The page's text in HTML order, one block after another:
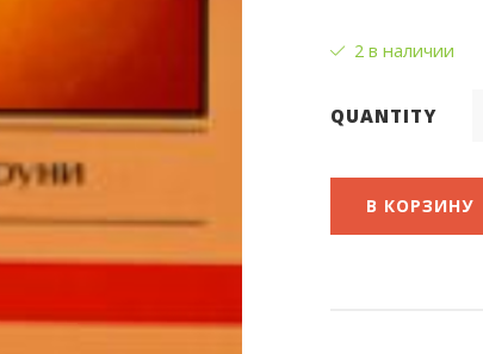
2 в наличии
QUANTITY
В КОРЗИНУ